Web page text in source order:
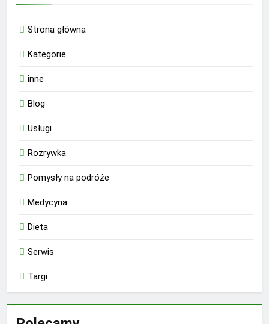
Strona główna
Kategorie
inne
Blog
Usługi
Rozrywka
Pomysły na podróże
Medycyna
Dieta
Serwis
Targi